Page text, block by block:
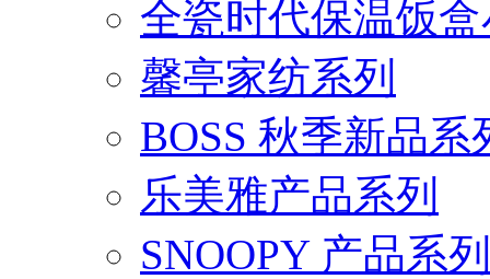
全瓷时代保温饭
馨亭家纺系列
BOSS 秋季新品系
乐美雅产品系列
SNOOPY 产品系列